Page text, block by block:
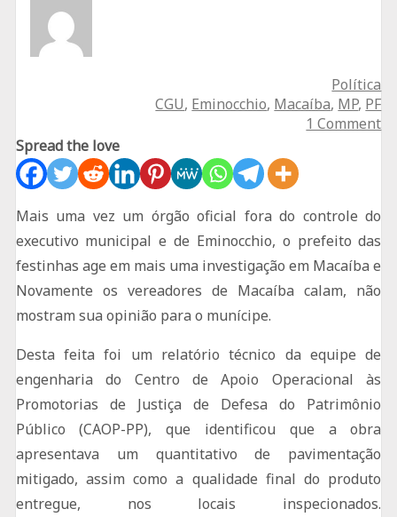
Política
CGU, Eminocchio, Macaíba, MP, PF
1 Comment
Spread the love
Mais uma vez um órgão oficial fora do controle do
executivo municipal e de Eminocchio, o prefeito das
festinhas age em mais uma investigação em Macaíba e
Novamente os vereadores de Macaíba calam, não
mostram sua opinião para o munícipe.
Desta feita foi um relatório técnico da equipe de
engenharia do Centro de Apoio Operacional às
Promotorias de Justiça de Defesa do Patrimônio
Público (CAOP-PP), que identificou que a obra
apresentava um quantitativo de pavimentação
mitigado, assim como a qualidade final do produto
entregue, nos locais inspecionados.